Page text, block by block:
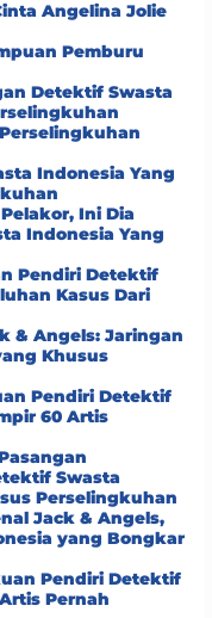
Angelina Jolie
Pemburu
Detektif Swasta
Indonesia Yang
Pelakor, Ini Dia
Indonesia Yang
Pendiri Detektif
Kasus Dari
& Angels: Jaringan
Khusus
Pendiri Detektif
60 Artis
Swasta
Perselingkuhan
Jack & Angels,
yang Bongkar
Pendiri Detektif
Pernah